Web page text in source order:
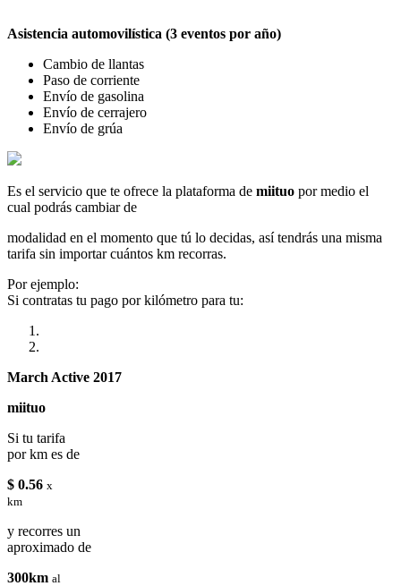
Asistencia automovilística (3 eventos por año)
Cambio de llantas
Paso de corriente
Envío de gasolina
Envío de cerrajero
Envío de grúa
Es el servicio que te ofrece la plataforma de miituo por medio el
cual podrás cambiar de
modalidad en el momento que tú lo decidas, así tendrás una misma
tarifa sin importar cuántos km recorras.
Por ejemplo:
Si contratas tu pago por kilómetro para tu:
March Active 2017
miituo
Si tu tarifa
por km es de
$ 0.56 x
km
y recorres un
aproximado de
300km al